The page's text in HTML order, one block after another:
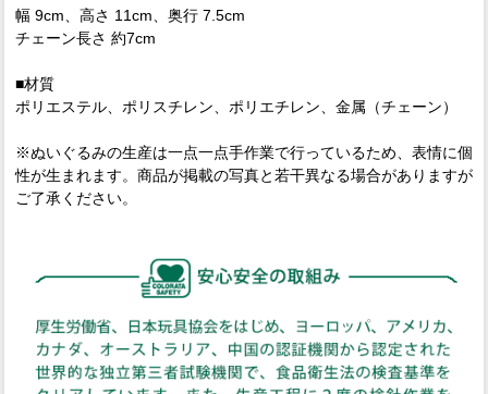
幅 9cm、高さ 11cm、奥行 7.5cm
チェーン長さ 約7cm
■材質
ポリエステル、ポリスチレン、ポリエチレン、金属（チェーン）
※ぬいぐるみの生産は一点一点手作業で行っているため、表情に個
性が生まれます。商品が掲載の写真と若干異なる場合がありますが
ご了承ください。